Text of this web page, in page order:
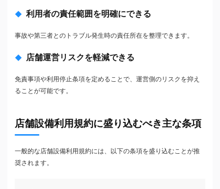
利用者の責任範囲を明確にできる
事故や第三者とのトラブル発生時の責任所在を整理できます。
店舗運営リスクを軽減できる
免責事項や利用停止条項を定めることで、運営側のリスクを抑え
ることが可能です。
店舗設備利用規約に盛り込むべき主な条項
一般的な店舗設備利用規約には、以下の条項を盛り込むことが推
奨されます。